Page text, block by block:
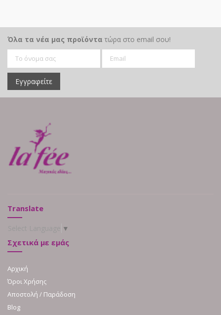
Όλα τα νέα μας προϊόντα τώρα στο email σου!
Εγγραφείτε
Translate
▼
Σχετικά με εμάς
Αρχική
Όροι Χρήσης
Αποστολή / Παράδοση
Blog